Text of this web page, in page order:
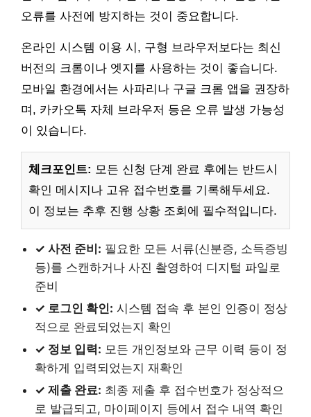
오류를 사전에 방지하는 것이 중요합니다.
온라인 시스템 이용 시, 구형 브라우저보다는 최신
버전의 크롬이나 엣지를 사용하는 것이 좋습니다.
모바일 환경에서는 사파리나 구글 크롬 앱을 권장하
며, 카카오톡 자체 브라우저 등은 오류 발생 가능성
이 있습니다.
체크포인트: 모든 신청 단계 완료 후에는 반드시
확인 메시지나 고유 접수번호를 기록해두세요.
이 정보는 추후 진행 상황 조회에 필수적입니다.
✓ 사전 준비: 필요한 모든 서류(신분증, 소득증빙
등)를 스캔하거나 사진 촬영하여 디지털 파일로
준비
✓ 로그인 확인: 시스템 접속 후 본인 인증이 정상
적으로 완료되었는지 확인
✓ 정보 입력: 모든 개인정보와 근무 이력 등이 정
확하게 입력되었는지 재확인
✓ 제출 완료: 최종 제출 후 접수번호가 정상적으
로 발급되고, 마이페이지 등에서 접수 내역 확인